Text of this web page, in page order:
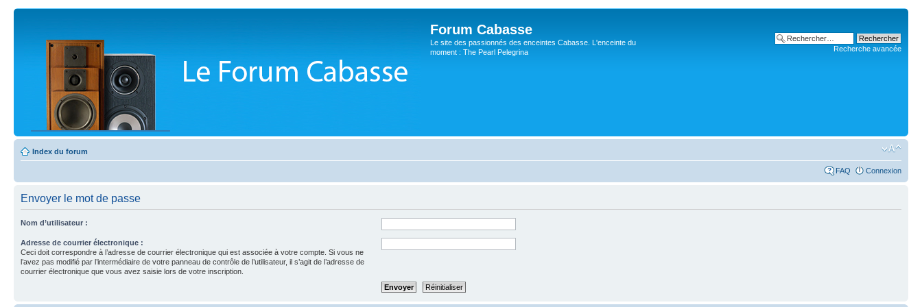
Forum Cabasse
Le site des passionnés des enceintes Cabasse. L'enceinte du
moment : The Pearl Pelegrina
Recherche avancée
Index du forum
FAQ Connexion
Envoyer le mot de passe
Nom d’utilisateur :
Adresse de courrier électronique :
Ceci doit correspondre à l’adresse de courrier électronique qui est associée à votre compte. Si vous ne
l’avez pas modifié par l’intermédiaire de votre panneau de contrôle de l’utilisateur, il s’agit de l’adresse de
courrier électronique que vous avez saisie lors de votre inscription.